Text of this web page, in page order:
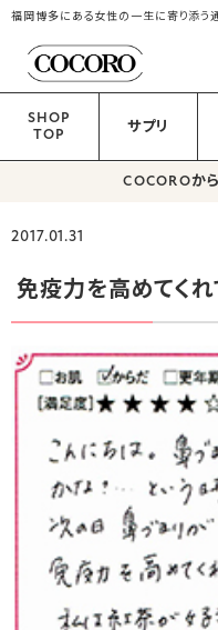
福岡博多にある女性の一生に寄り添う
SHOP
TOP
サプリ
COCOROか
2017.01.31
免疫力を高めてくれ